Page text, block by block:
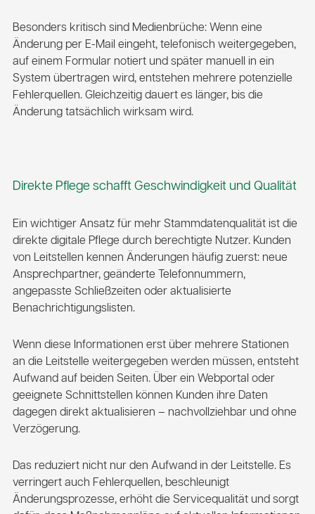
Besonders kritisch sind Medienbrüche: Wenn eine
Änderung per E-Mail eingeht, telefonisch weitergegeben,
auf einem Formular notiert und später manuell in ein
System übertragen wird, entstehen mehrere potenzielle
Fehlerquellen. Gleichzeitig dauert es länger, bis die
Änderung tatsächlich wirksam wird.
Direkte Pflege schafft Geschwindigkeit und Qualität
Ein wichtiger Ansatz für mehr Stammdatenqualität ist die
direkte digitale Pflege durch berechtigte Nutzer. Kunden
von Leitstellen kennen Änderungen häufig zuerst: neue
Ansprechpartner, geänderte Telefonnummern,
angepasste Schließzeiten oder aktualisierte
Benachrichtigungslisten.
Wenn diese Informationen erst über mehrere Stationen
an die Leitstelle weitergegeben werden müssen, entsteht
Aufwand auf beiden Seiten. Über ein Webportal oder
geeignete Schnittstellen können Kunden ihre Daten
dagegen direkt aktualisieren – nachvollziehbar und ohne
Verzögerung.
Das reduziert nicht nur den Aufwand in der Leitstelle. Es
verringert auch Fehlerquellen, beschleunigt
Änderungsprozesse, erhöht die Servicequalität und sorgt